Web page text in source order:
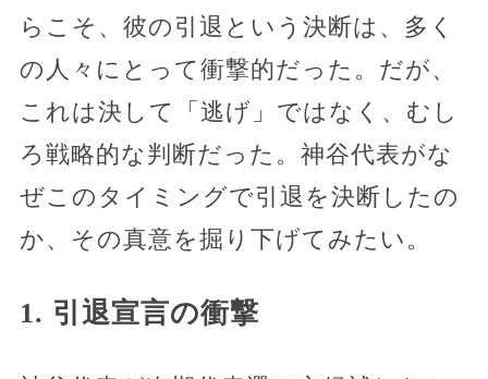
らこそ、彼の引退という決断は、多く
の人々にとって衝撃的だった。だが、
これは決して「逃げ」ではなく、むし
ろ戦略的な判断だった。神谷代表がな
ぜこのタイミングで引退を決断したの
か、その真意を掘り下げてみたい。
1. 引退宣言の衝撃